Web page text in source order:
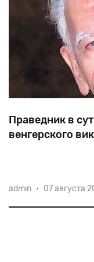
Праведник в
венгерского
Раулем
было спасено от
admin • 07 августа